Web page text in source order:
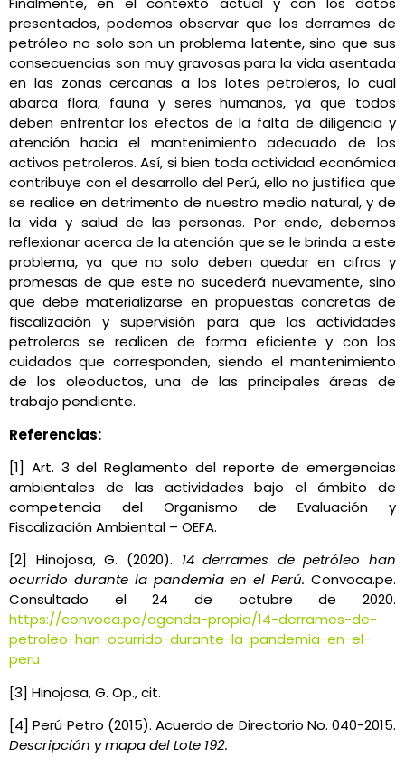
presentados, podemos observar que los derrames de
petróleo no solo son un problema latente, sino que sus
consecuencias son muy gravosas para la vida asentada
en las zonas cercanas a los lotes petroleros, lo cual
abarca flora, fauna y seres humanos, ya que todos
deben enfrentar los efectos de la falta de diligencia y
atención hacia el mantenimiento adecuado de los
activos petroleros. Así, si bien toda actividad económica
contribuye con el desarrollo del Perú, ello no justifica que
se realice en detrimento de nuestro medio natural, y de
la vida y salud de las personas. Por ende, debemos
reflexionar acerca de la atención que se le brinda a este
problema, ya que no solo deben quedar en cifras y
promesas de que este no sucederá nuevamente, sino
que debe materializarse en propuestas concretas de
fiscalización y supervisión para que las actividades
petroleras se realicen de forma eficiente y con los
cuidados que corresponden, siendo el mantenimiento
de los oleoductos, una de las principales áreas de
trabajo pendiente.
Referencias:
[1] Art. 3 del Reglamento del reporte de emergencias
ambientales de las actividades bajo el ámbito de
competencia del Organismo de Evaluación y
Fiscalización Ambiental – OEFA.
[2] Hinojosa, G. (2020). 14 derrames de petróleo han
ocurrido durante la pandemia en el Perú. Convoca.pe.
Consultado el 24 de octubre de 2020.
https://convoca.pe/agenda-propia/14-derrames-de-
petroleo-han-ocurrido-durante-la-pandemia-en-el-
peru
[3] Hinojosa, G. Op., cit.
[4] Perú Petro (2015). Acuerdo de Directorio No. 040-2015.
Descripción y mapa del Lote 192.